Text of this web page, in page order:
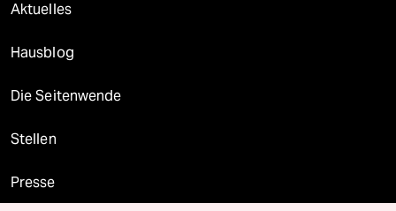
Aktuelles
Hausblog
Die Seitenwende
Stellen
Presse